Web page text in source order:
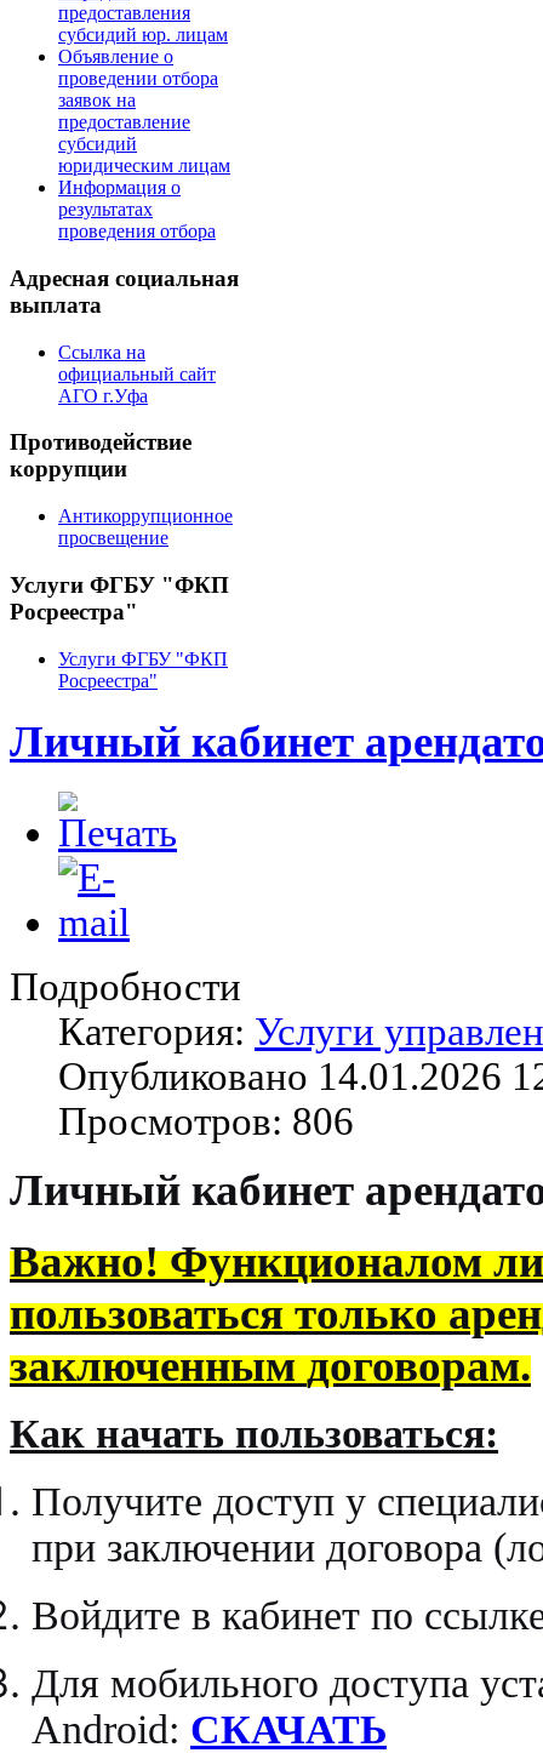
предоставления
субсидий юр. лицам
Объявление о
проведении отбора
заявок на
предоставление
субсидий
юридическим лицам
Информация о
результатах
проведения отбора
Адресная социальная
выплата
Ссылка на
официальный сайт
АГО г.Уфа
Противодействие
коррупции
Антикоррупционное
просвещение
Услуги ФГБУ "ФКП
Росреестра"
Услуги ФГБУ "ФКП
Росреестра"
Личный кабинет
Подробности
Категория: Услуги
Опубликовано 14.01.2026
Просмотров: 806
Личный кабинет
Важно!Функционалом
пользоваться только
заключеннымдоговорам.
Как начать пользоваться:
Получите доступ у
при заключении договора
Войдите в кабинет по
Для мобильного доступа
Android: СКАЧАТЬ